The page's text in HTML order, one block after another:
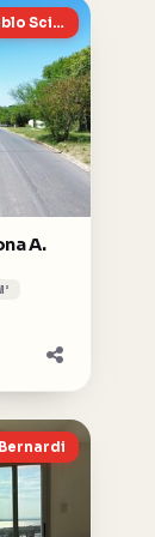
Inmobiliaria Pablo Sciortino
A.